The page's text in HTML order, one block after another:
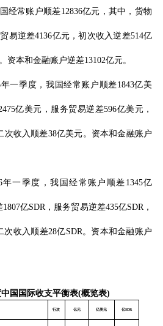
经常账户顺差12836亿元，其中，货物
易逆差4136亿元，初次收入逆差514亿
资本和金融账户逆差13102亿元。
年一季度，我国经常账户顺差1843亿美
亿美元，服务贸易逆差596亿美元，
次收入顺差38亿美元。资本和金融账户
年一季度，我国经常账户顺差 1345亿
1807亿SDR ，服务贸易逆差435亿SDR ，
次收入顺差28亿SDR 。资本和金融账户
国国际收支平衡表(概览表)
行次 亿元 亿美元 亿SDR